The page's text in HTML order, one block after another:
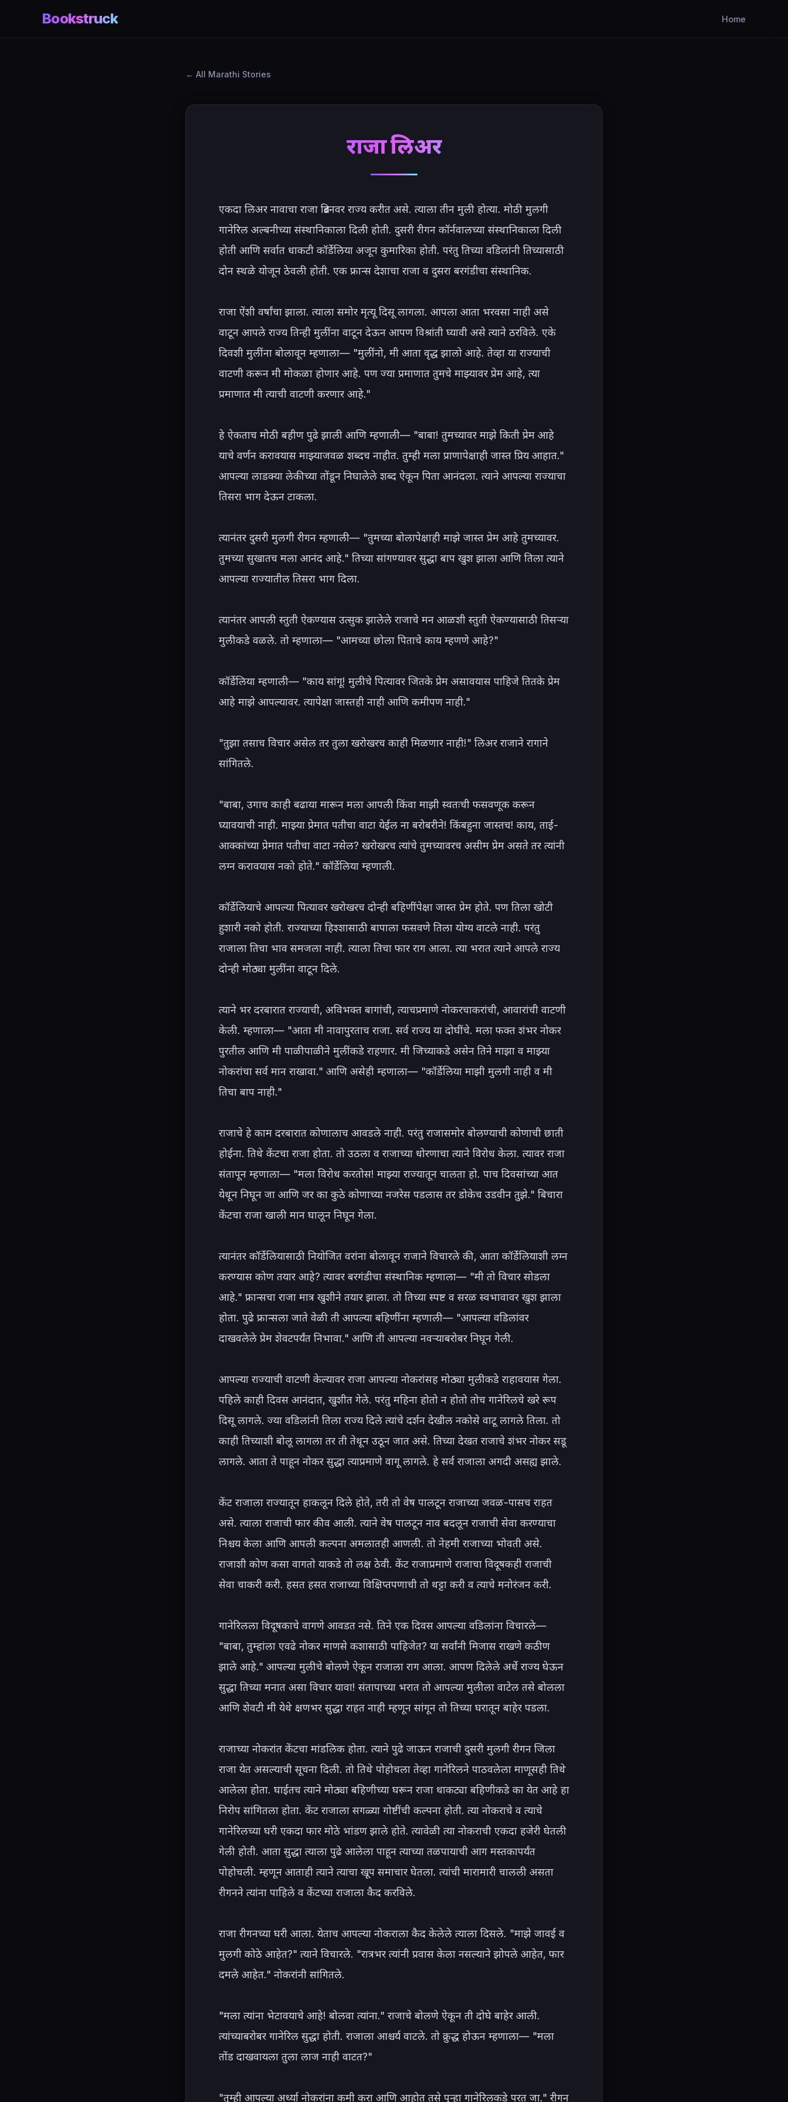
Bookstruck Home
All Marathi Stories
राजा लिअर
एकदा लिअर नावाचा राजा ब्रिटनवर राज्य करीत असे. त्याला तीन मुली होत्या. मोठी मुलगी
गानेरिल अल्बनीच्या संस्थानिकाला दिली होती. दुसरी रीगन कॉर्नवालच्या संस्थानिकाला दिली
होती आणि सर्वात धाकटी कॉर्डेलिया अजून कुमारिका होती. परंतु तिच्या वडिलांनी तिच्यासाठी
दोन स्थळे योजून ठेवली होती. एक फ्रान्स देशाचा राजा व दुसरा बरगंडीचा संस्थानिक.
राजा ऐंशी वर्षांचा झाला. त्याला समोर मृत्यू दिसू लागला. आपला आता भरवसा नाही असे
वाटून आपले राज्य तिन्ही मुलींना वाटून देऊन आपण विश्रांती घ्यावी असे त्याने ठरविले. एके
दिवशी मुलींना बोलावून म्हणाला— "मुलींनो, मी आता वृद्ध झालो आहे. तेव्हा या राज्याची
वाटणी करून मी मोकळा होणार आहे. पण ज्या प्रमाणात तुमचे माझ्यावर प्रेम आहे, त्या
प्रमाणात मी त्याची वाटणी करणार आहे."
हे ऐकताच मोठी बहीण पुढे झाली आणि म्हणाली— "बाबा! तुमच्यावर माझे किती प्रेम आहे
याचे वर्णन करावयास माझ्याजवळ शब्दच नाहीत. तुम्ही मला प्राणापेक्षाही जास्त प्रिय आहात."
आपल्या लाडक्या लेकीच्या तोंडून निघालेले शब्द ऐकून पिता आनंदला. त्याने आपल्या राज्याचा
तिसरा भाग देऊन टाकला.
त्यानंतर दुसरी मुलगी रीगन म्हणाली— "तुमच्या बोलापेक्षाही माझे जास्त प्रेम आहे तुमच्यावर.
तुमच्या सुखातच मला आनंद आहे." तिच्या सांगण्यावर सुद्धा बाप खुश झाला आणि तिला त्याने
आपल्या राज्यातील तिसरा भाग दिला.
त्यानंतर आपली स्तुती ऐकण्यास उत्सुक झालेले राजाचे मन आळशी स्तुती ऐकण्यासाठी तिसऱ्या
मुलीकडे वळले. तो म्हणाला— "आमच्या छोला पिताचे काय म्हणणे आहे?"
कॉर्डेलिया म्हणाली— "काय सांगू! मुलीचे पित्यावर जितके प्रेम असावयास पाहिजे तितके प्रेम
आहे माझे आपल्यावर. त्यापेक्षा जास्तही नाही आणि कमीपण नाही."
"तुझा तसाच विचार असेल तर तुला खरोखरच काही मिळणार नाही!" लिअर राजाने रागाने
सांगितले.
"बाबा, उगाच काही बढाया मारून मला आपली किंवा माझी स्वतःची फसवणूक करून
घ्यावयाची नाही. माझ्या प्रेमात पतीचा वाटा येईल ना बरोबरीने! किंबहुना जास्तच! काय, ताई-
आक्कांच्या प्रेमात पतीचा वाटा नसेल? खरोखरच त्यांचे तुमच्यावरच असीम प्रेम असते तर त्यांनी
लग्न करावयास नको होते." कॉर्डेलिया म्हणाली.
कॉर्डेलियाचे आपल्या पित्यावर खरोखरच दोन्ही बहिणींपेक्षा जास्त प्रेम होते. पण तिला खोटी
हुशारी नको होती. राज्याच्या हिश्शासाठी बापाला फसवणे तिला योग्य वाटले नाही. परंतु
राजाला तिचा भाव समजला नाही. त्याला तिचा फार राग आला. त्या भरात त्याने आपले राज्य
दोन्ही मोठ्या मुलींना वाटून दिले.
त्याने भर दरबारात राज्याची, अविभक्त बागांची, त्याचप्रमाणे नोकरचाकरांची, आवारांची वाटणी
केली. म्हणाला— "आता मी नावापुरताच राजा. सर्व राज्य या दोघींचे. मला फक्त शंभर नोकर
पुरतील आणि मी पाळीपाळीने मुलींकडे राहणार. मी जिच्याकडे असेन तिने माझा व माझ्या
नोकरांचा सर्व मान राखावा." आणि असेही म्हणाला— "कॉर्डेलिया माझी मुलगी नाही व मी
तिचा बाप नाही."
राजाचे हे काम दरबारात कोणालाच आवडले नाही. परंतु राजासमोर बोलण्याची कोणाची छाती
होईना. तिथे केंटचा राजा होता. तो उठला व राजाच्या धोरणाचा त्याने विरोध केला. त्यावर राजा
संतापून म्हणाला— "मला विरोध करतोस! माझ्या राज्यातून चालता हो. पाच दिवसांच्या आत
येथून निघून जा आणि जर का कुठे कोणाच्या नजरेस पडलास तर डोकेच उडवीन तुझे." बिचारा
केंटचा राजा खाली मान घालून निघून गेला.
त्यानंतर कॉर्डेलियासाठी नियोजित वरांना बोलावून राजाने विचारले की, आता कॉर्डेलियाशी लग्न
करण्यास कोण तयार आहे? त्यावर बरगंडीचा संस्थानिक म्हणाला— "मी तो विचार सोडला
आहे." फ्रान्सचा राजा मात्र खुशीने तयार झाला. तो तिच्या स्पष्ट व सरळ स्वभावावर खुश झाला
होता. पुढे फ्रान्सला जाते वेळी ती आपल्या बहिणींना म्हणाली— "आपल्या वडिलांवर
दाखवलेले प्रेम शेवटपर्यंत निभावा." आणि ती आपल्या नवऱ्याबरोबर निघून गेली.
आपल्या राज्याची वाटणी केल्यावर राजा आपल्या नोकरांसह मोठ्या मुलीकडे राहावयास गेला.
पहिले काही दिवस आनंदात, खुशीत गेले. परंतु महिना होतो न होतो तोच गानेरिलचे खरे रूप
दिसू लागले. ज्या वडिलांनी तिला राज्य दिले त्यांचे दर्शन देखील नकोसे वाटू लागले तिला. तो
काही तिच्याशी बोलू लागला तर ती तेथून उठून जात असे. तिच्या देखत राजाचे शंभर नोकर सडू
लागले. आता ते पाहून नोकर सुद्धा त्याप्रमाणे वागू लागले. हे सर्व राजाला अगदी असह्य झाले.
केंट राजाला राज्यातून हाकलून दिले होते, तरी तो वेष पालटून राजाच्या जवळ-पासच राहत
असे. त्याला राजाची फार कीव आली. त्याने वेष पालटून नाव बदलून राजाची सेवा करण्याचा
निश्चय केला आणि आपली कल्पना अमलातही आणली. तो नेहमी राजाच्या भोवती असे.
राजाशी कोण कसा वागतो याकडे तो लक्ष ठेवी. केंट राजाप्रमाणे राजाचा विदूषकही राजाची
सेवा चाकरी करी. हसत हसत राजाच्या विक्षिप्तपणाची तो थट्टा करी व त्याचे मनोरंजन करी.
गानेरिलला विदूषकाचे वागणे आवडत नसे. तिने एक दिवस आपल्या वडिलांना विचारले—
"बाबा, तुम्हांला एवढे नोकर माणसे कशासाठी पाहिजेत? या सर्वांनी मिजास राखणे कठीण
झाले आहे." आपल्या मुलीचे बोलणे ऐकून राजाला राग आला. आपण दिलेले अर्धे राज्य घेऊन
सुद्धा तिच्या मनात असा विचार यावा! संतापाच्या भरात तो आपल्या मुलीला वाटेल तसे बोलला
आणि शेवटी मी येथे क्षणभर सुद्धा राहत नाही म्हणून सांगून तो तिच्या घरातून बाहेर पडला.
राजाच्या नोकरांत केंटचा मांडलिक होता. त्याने पुढे जाऊन राजाची दुसरी मुलगी रीगन जिला
राजा येत असल्याची सूचना दिली. तो तिथे पोहोचला तेव्हा गानेरिलने पाठवलेला माणूसही तिथे
आलेला होता. घाईतच त्याने मोठ्या बहिणीच्या घरून राजा धाकट्या बहिणीकडे का येत आहे हा
निरोप सांगितला होता. केंट राजाला सगळ्या गोष्टींची कल्पना होती. त्या नोकराचे व त्याचे
गानेरिलच्या घरी एकदा फार मोठे भांडण झाले होते. त्यावेळी त्या नोकराची एकदा हजेरी घेतली
गेली होती. आता सुद्धा त्याला पुढे आलेला पाहून त्याच्या तळपायाची आग मस्तकापर्यंत
पोहोचली. म्हणून आताही त्याने त्याचा खूप समाचार घेतला. त्यांची मारामारी चालली असता
रीगनने त्यांना पाहिले व केंटच्या राजाला कैद करविले.
राजा रीगनच्या घरी आला. येताच आपल्या नोकराला कैद केलेले त्याला दिसले. "माझे जावई व
मुलगी कोठे आहेत?" त्याने विचारले. "रात्रभर त्यांनी प्रवास केला नसल्याने झोपले आहेत, फार
दमले आहेत." नोकरांनी सांगितले.
"मला त्यांना भेटावयाचे आहे! बोलवा त्यांना." राजाचे बोलणे ऐकून ती दोघे बाहेर आली.
त्यांच्याबरोबर गानेरिल सुद्धा होती. राजाला आश्चर्य वाटले. तो क्रुद्ध होऊन म्हणाला— "मला
तोंड दाखवायला तुला लाज नाही वाटत?"
"तुम्ही आपल्या अर्ध्या नोकरांना कमी करा आणि आहोत तसे पुन्हा गानेरिलकडे परत जा." रीगन